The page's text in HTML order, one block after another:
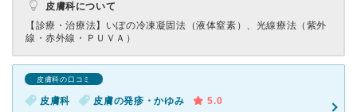
皮膚科について
【診療・治療法】 いぼの冷凍凝固法（液体窒素）、光線療法（紫外
線・赤外線・ＰＵＶＡ）
皮膚科の口コミ
皮膚科 皮膚の発疹・かゆみ
5.0